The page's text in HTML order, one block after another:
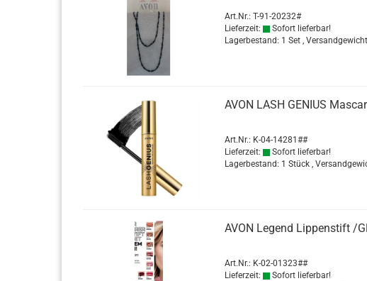
Art.Nr.: T-91-20232#
Lieferzeit:
Sofort lieferbar!
Lagerbestand: 1 Set ,
AVON LASH GE­NI­US
Art.Nr.: K-04-14281##
Lieferzeit:
Sofort lieferbar!
Lagerbestand: 1 Stück ,
AVON Le­gend Lip­pen­stift /
Art.Nr.: K-02-01323##
Lieferzeit:
Sofort lieferbar!